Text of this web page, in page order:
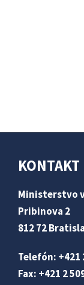
KONTAKT
Ministerstvo
Pribinova 2
812 72
Telefón: +421
Fax: +421 2